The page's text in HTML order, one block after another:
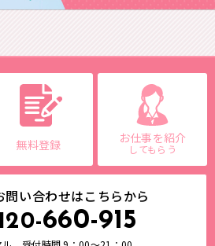
無料登録 お仕事を紹介
してもらう
問い合わせはこちらから
660-915